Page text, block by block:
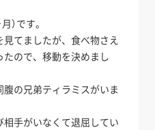
）です。
てましたが、食べ物さえ
ので、移動を決めまし
の兄弟ティラミスがいま
手がいなくて退屈してい